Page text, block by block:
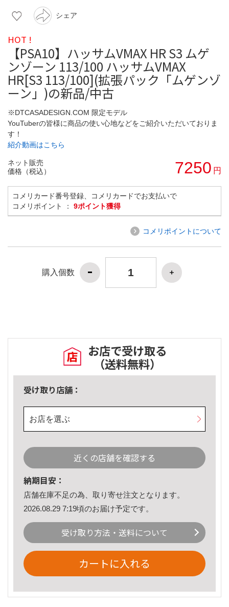
シェア
HOT !
【PSA10】ハッサムVMAX HR S3 ムゲ
ンゾーン 113/100 ハッサムVMAX
HR[S3 113/100](拡張パック「ムゲンゾ
ーン」)の新品/中古
※DTCASADESIGN.COM 限定モデル
YouTuberの皆様に商品の使い心地などをご紹介いただいておりま
す！
紹介動画はこちら
ネット販売
価格（税込）
7250 円
コメリカード番号登録、コメリカードでお支払いで
コメリポイント ： 9ポイント獲得
コメリポイントについて
購入個数
お店で受け取る
（送料無料）
受け取り店舗：
お店を選ぶ
近くの店舗を確認する
納期目安：
店舗在庫不足の為、取り寄せ注文となります。
2026.08.29 7:19頃のお届け予定です。
受け取り方法・送料について
カートに入れる